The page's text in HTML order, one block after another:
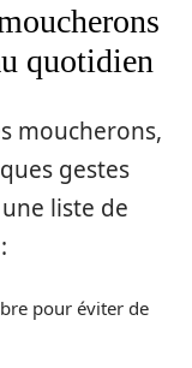
quotidien
moucherons,
gestes
liste de
pour éviter de